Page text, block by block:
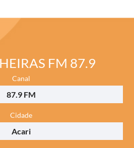
FM 87.9
Canal
87.9 FM
Cidade
Acari